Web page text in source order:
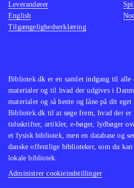
Bibliotek.dk er en samlet indgang til alle
materialer og til hvad der udgives i
materialer og så hente og låne på dit
Bibliotek.dk til at søge frem, hvad der er
tidsskrifter, artikler, e-bøger, lydbøger
et fysisk bibliotek, men en database og
danske offentlige biblioteker, som du
lokale bibliotek.
Administrer cookieindstillinger
Leverandører
English
Tilgængelighedserklæring